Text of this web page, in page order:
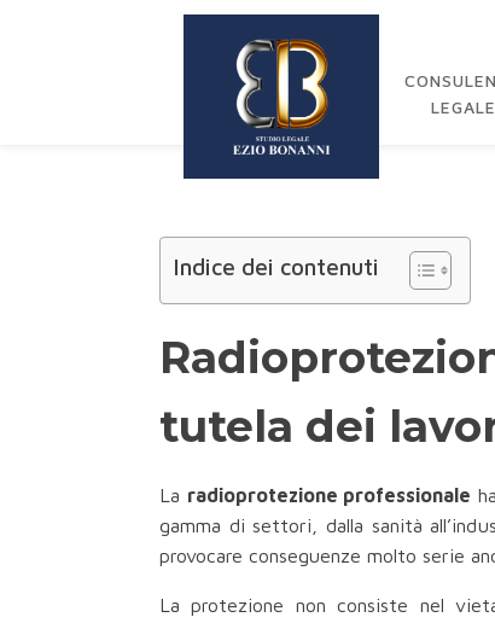
LEGALE
Indice dei contenuti
tutela dei
La radioprotezione professionale
gamma di settori, dalla sanità
provocare conseguenze molto serie
La protezione non consiste nel